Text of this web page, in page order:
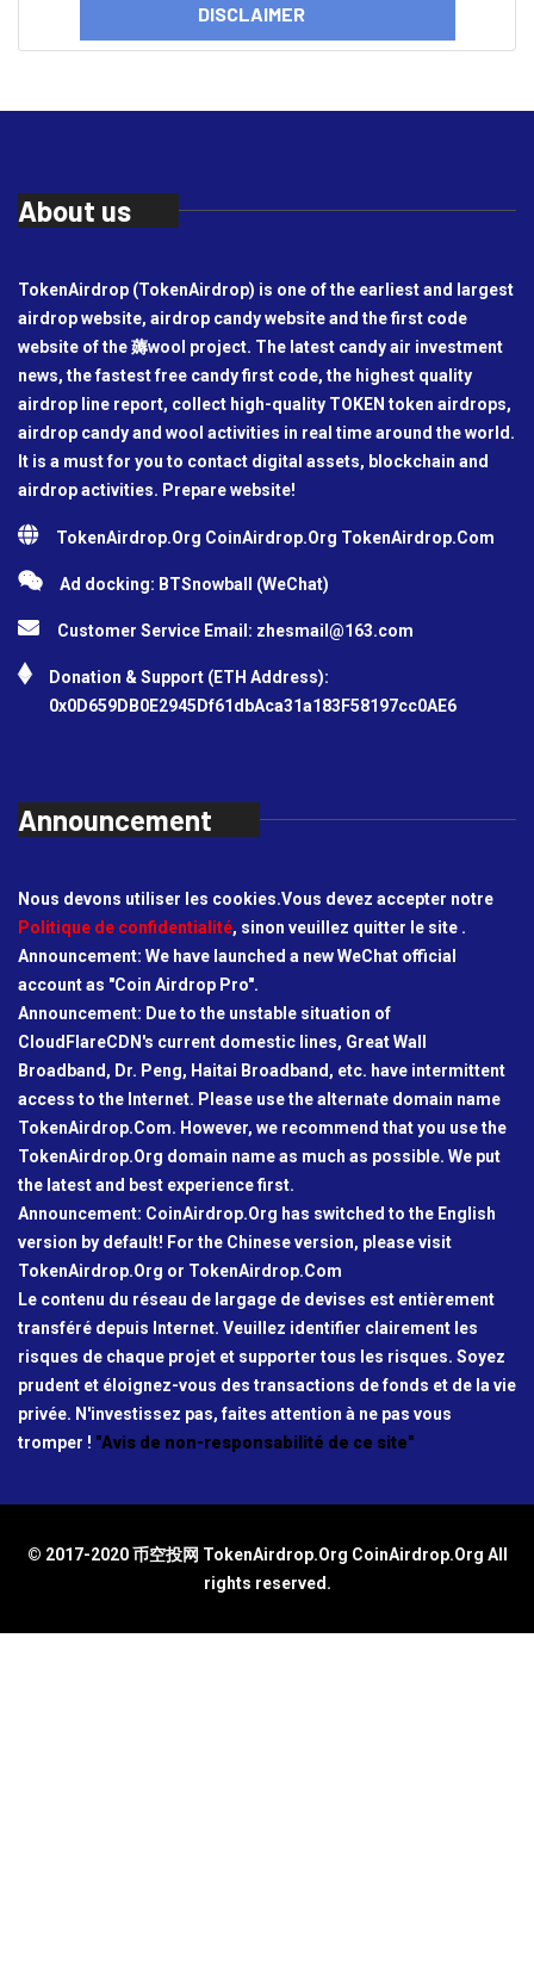
DISCLAIMER
About us
TokenAirdrop (TokenAirdrop) is one of the earliest and largest
airdrop website, airdrop candy website and the first code
website of the 薅wool project. The latest candy air investment
news, the fastest free candy first code, the highest quality
airdrop line report, collect high-quality TOKEN token airdrops,
airdrop candy and wool activities in real time around the world.
It is a must for you to contact digital assets, blockchain and
airdrop activities. Prepare website!
TokenAirdrop.Org CoinAirdrop.Org TokenAirdrop.Com
Ad docking: BTSnowball (WeChat)
Customer Service Email: zhesmail@163.com
Donation & Support (ETH Address):
0x0D659DB0E2945Df61dbAca31a183F58197cc0AE6
Announcement
Nous devons utiliser les cookies.Vous devez accepter notre
Politique de confidentialité, sinon veuillez quitter le site .
Announcement: We have launched a new WeChat official
account as "Coin Airdrop Pro".
Announcement: Due to the unstable situation of
CloudFlareCDN's current domestic lines, Great Wall
Broadband, Dr. Peng, Haitai Broadband, etc. have intermittent
access to the Internet. Please use the alternate domain name
TokenAirdrop.Com. However, we recommend that you use the
TokenAirdrop.Org domain name as much as possible. We put
the latest and best experience first.
Announcement: CoinAirdrop.Org has switched to the English
version by default! For the Chinese version, please visit
TokenAirdrop.Org or TokenAirdrop.Com
Le contenu du réseau de largage de devises est entièrement
transféré depuis Internet. Veuillez identifier clairement les
risques de chaque projet et supporter tous les risques. Soyez
prudent et éloignez-vous des transactions de fonds et de la vie
privée. N'investissez pas, faites attention à ne pas vous
tromper ! "Avis de non-responsabilité de ce site"
© 2017-2020 币空投网 TokenAirdrop.Org CoinAirdrop.Org All
rights reserved.